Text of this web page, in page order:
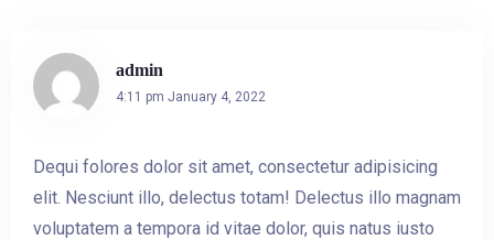
admin
4:11 pm January 4, 2022
Dequi folores dolor sit amet, consectetur adipisicing
elit. Nesciunt illo, delectus totam! Delectus illo magnam
voluptatem a tempora id vitae dolor, quis natus iusto